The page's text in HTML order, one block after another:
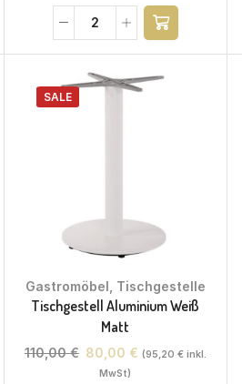
SALE
Gastromöbel Tischgestelle
Tischgestell Aluminium Weiß
Matt
110,00€ 80,00 € (95,20 €inkl.
MwSt)